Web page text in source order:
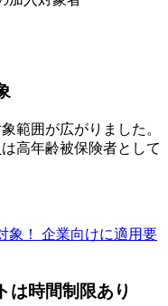
範囲が広がりました。
高年齢被保険者として
象！ 企業向けに適用要
は時間制限あり